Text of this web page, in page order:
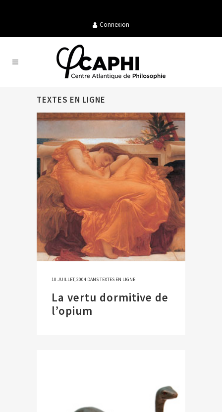
Connexion
TEXTES EN LIGNE
10 JUILLET, 2004 DANSTEXTES EN LIGNE
La vertu dormitive de
l’opium